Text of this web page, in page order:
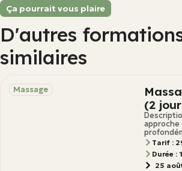
Ça pourrait vous plaire
D'autres
similaires
Massage
(2
approche
du corps
stimuler
la
Tarif :
Durée :
25